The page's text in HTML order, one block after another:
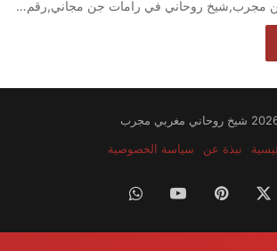
مجرب,شيخ روحاني في رامات جن مجاني,رقم…
شيخ روحاني مغربي مجرب
نبذة عن سياسة الخصوصية
بينتيريست‫YouTubeواتساب